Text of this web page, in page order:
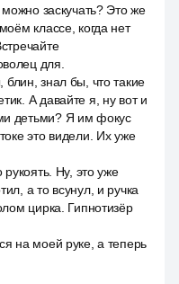
заскучать? Это же
классе, когда нет
для.
знал бы, что такие
А давайте я, ну вот и
детьми? Я им фокус
это видели. Их уже
Ну, это уже
а то всунул, и ручка
цирка. Гипнотизёр
на моей руке, а теперь